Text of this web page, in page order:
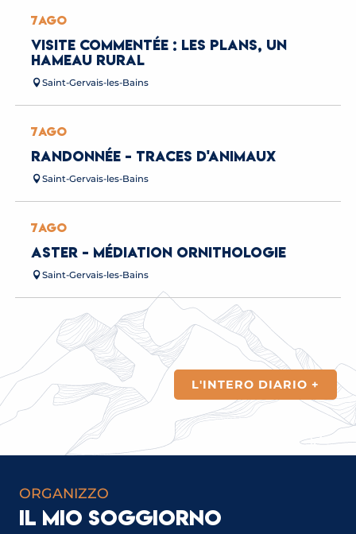
7AGO
VISITE COMMENTÉE : LES PLANS, UN
HAMEAU RURAL
Saint-Gervais-les-Bains
7AGO
RANDONNÉE - TRACES D'ANIMAUX
Saint-Gervais-les-Bains
7AGO
ASTER - MÉDIATION ORNITHOLOGIE
Saint-Gervais-les-Bains
L'INTERO DIARIO +
BUNGEE JUMPING
ORGANIZZO
IL MIO SOGGIORNO